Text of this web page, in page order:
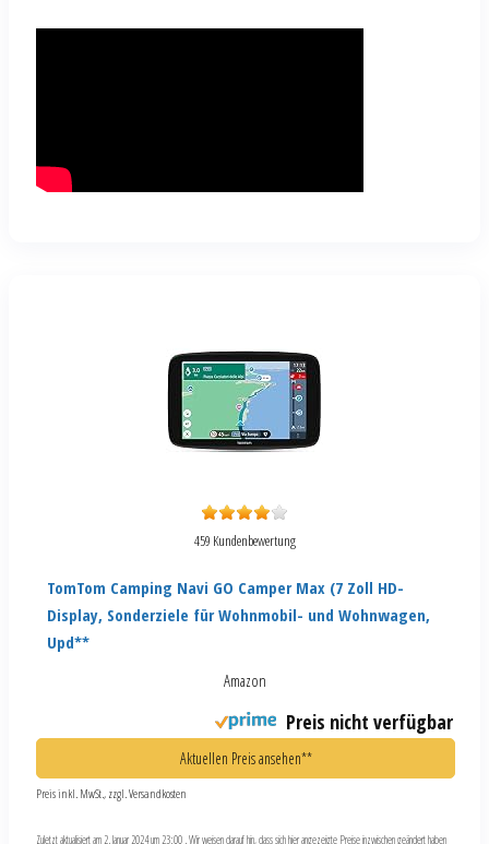
459 Kundenbewertung
TomTom Camping Navi GO Camper Max (7 Zoll HD-
Display, Sonderziele für Wohnmobil- und Wohnwagen,
Upd**
Amazon
Preis nicht verfügbar
Aktuellen Preis ansehen**
Preis inkl. MwSt., zzgl. Versandkosten
Zuletzt aktualisiert am 2. Januar 2024 um 23:00 . Wir weisen darauf hin, dass sich hier angezeigte Preise inzwischen geändert haben